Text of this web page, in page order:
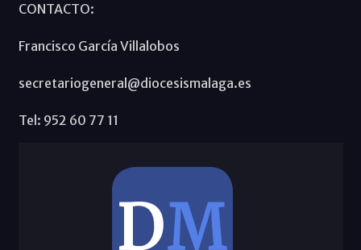
CONTACTO:
Francisco García Villalobos
secretariogeneral@diocesismalaga.es
Tel: 952 60 77 11